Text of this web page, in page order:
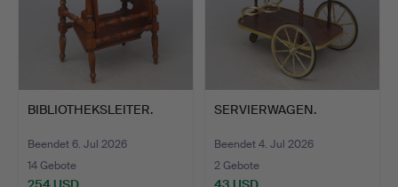
BIBLIOTHEKSLEITER.
Beendet 6. Jul 2026
14 Gebote
SERVIERWAGEN.
Beendet 4. Jul 2026
2 Gebote